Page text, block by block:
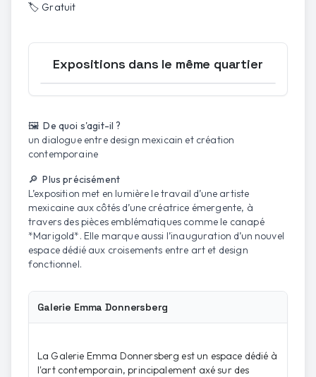
🏷️ Gratuit
Expositions dans le même quartier
🖼️ De quoi s'agit-il ?
un dialogue entre design mexicain et création
contemporaine
🔎 Plus précisément
L’exposition met en lumière le travail d’une artiste
mexicaine aux côtés d’une créatrice émergente, à
travers des pièces emblématiques comme le canapé
*Marigold*. Elle marque aussi l’inauguration d’un nouvel
espace dédié aux croisements entre art et design
fonctionnel.
Galerie Emma Donnersberg
La Galerie Emma Donnersberg est un espace dédié à
l'art contemporain, principalement axé sur des